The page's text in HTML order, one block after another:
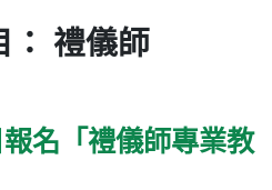
： 禮儀師
名「禮儀師專業教